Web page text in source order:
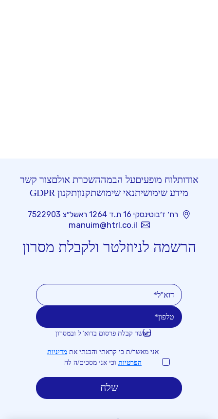
אודותלוח מופעיםעל הבמההשכרת אולםצור קשר
מידע שימושיתנאי שימושתקנוןתקנון GDPR
רח׳ ז׳בוטינסקי 16 ת.ד 1264 ראשל״צ 7522903
manuim@htrl.co.il
הרשמה לניוזלטר ולקבלת מסרון
מאשר קבלת פרסום בדוא"ל ובמסרון
אני מאשר/ת כי קראתי והבנתי את מדיניות
הפרטיות וכי אני מסכים/ה לה